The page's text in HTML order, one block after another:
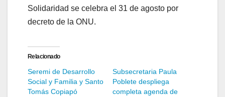
Solidaridad se celebra el 31 de agosto por
decreto de la ONU.
Relacionado
Seremi de Desarrollo
Social y Familia y Santo
Tomás Copiapó
Subsecretaria Paula
Poblete despliega
completa agenda de